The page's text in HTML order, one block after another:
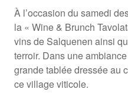
À l’occasion du samedi
la « Wine & Brunch
vins de Salquenen ainsi
terroir. Dans une
grande tablée dressée au
ce village viticole.